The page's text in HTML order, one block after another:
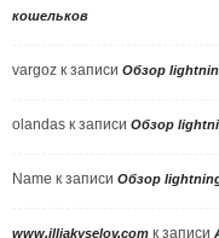
кошельков
vargoz к записи Обзор
olandas к записи Обзор
Name к записи Обзор
www.illiakyselov.com к записи